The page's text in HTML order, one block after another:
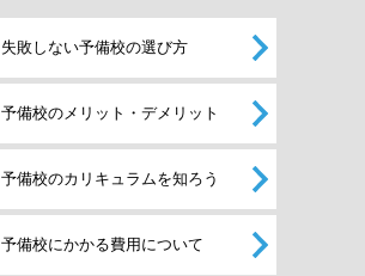
失敗しない予備校の選び方
予備校のメリット・デメリット
予備校のカリキュラムを知ろう
予備校にかかる費用について